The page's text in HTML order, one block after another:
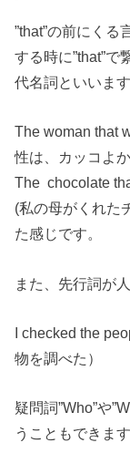
”that”の前にく
する時に”that”
代名詞といいます
The woman that
性は、カッコよ
The chocolate
(私の母がくれた
た感じです。
また、先行詞が
I checked the
物を調べた）
疑問詞”Who”や
うこともできます